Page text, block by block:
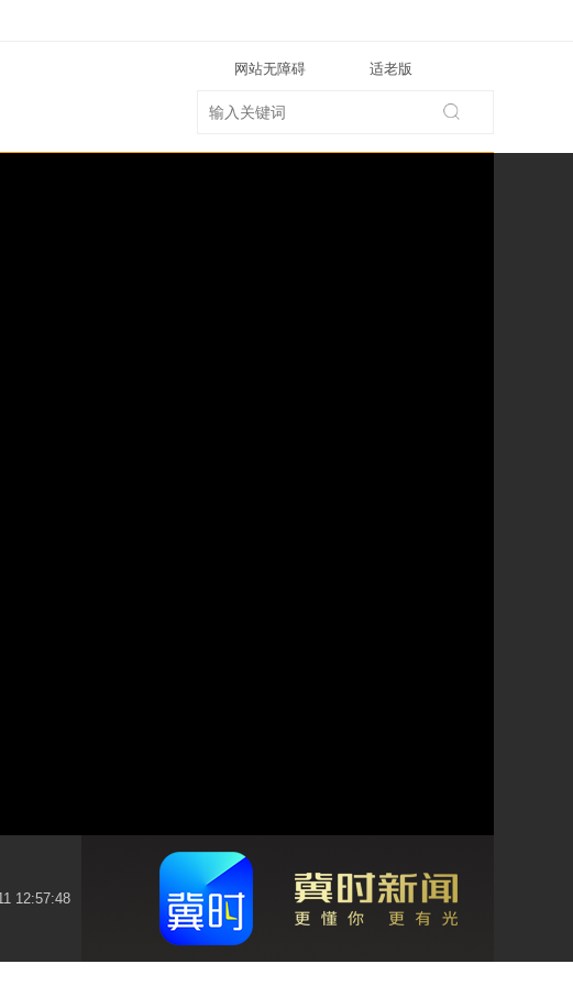
网站无障碍 适老版
12:57:48